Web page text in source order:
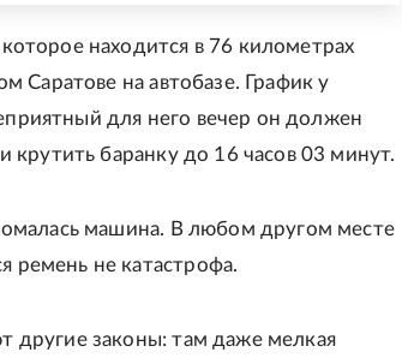
находится в 76 километрах
Саратове на автобазе. График у
для него вечер он должен
крутить баранку до 16 часов 03 минут.
машина. В любом другом месте
ремень не катастрофа.
другие законы: там даже мелкая